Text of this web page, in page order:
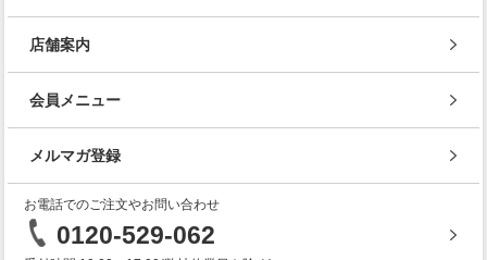
店舗案内
会員メニュー
メルマガ登録
お電話でのご注文やお問い合わせ
0120-529-062